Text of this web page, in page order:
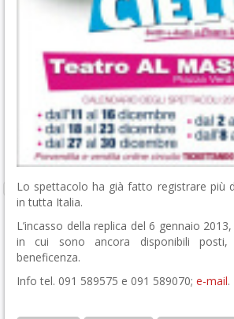
Lo spettacolo ha già fatto registrare più
in tutta Italia.
L’incasso della replica del 6 gennaio
in cui sono ancora disponibili
beneficenza.
Info tel. 091 589575 e 091 589070; e-mail.